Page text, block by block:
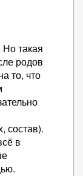
такая
родов
то, что
состав).
в